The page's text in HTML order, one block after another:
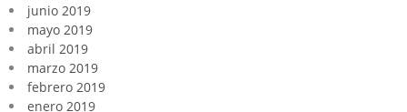
junio 2019
mayo 2019
abril 2019
marzo 2019
febrero 2019
enero 2019